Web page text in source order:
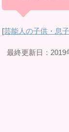
[芸能人の子供・息
最終更新日：2019